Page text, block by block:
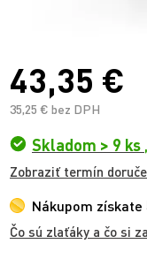
43,35 €
35,25 € bez DPH
Skladom > 9 ks ,
Zobraziť termín
Nákupom získate
Čo sú zlaťáky a čo si